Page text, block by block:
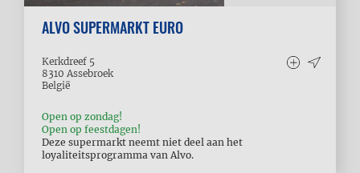
ALVO SUPERMARKT EURO
Kerkdreef 5
8310 Assebroek
België
Open op zondag!
Open op feestdagen!
Deze supermarkt neemt niet deel aan het
loyaliteitsprogramma van Alvo.